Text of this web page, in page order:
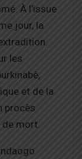
À l’issue
jour, la
les
et de la
procès
de mort.